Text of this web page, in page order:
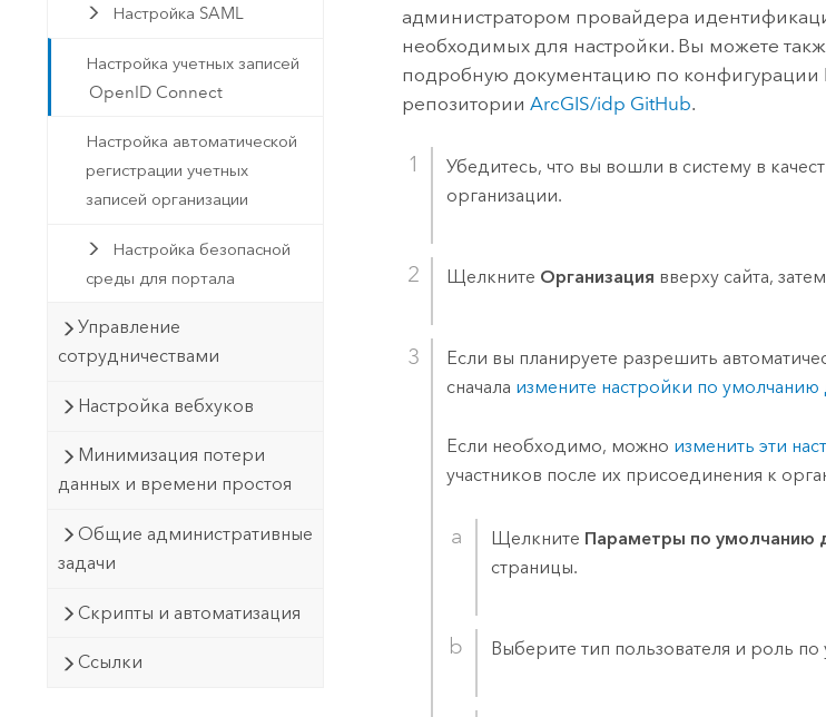
Настройка SAML
Настройка учетных записей
OpenID Connect
Настройка автоматической
регистрации учетных
записей организации
Настройка безопасной
среды для портала
Управление
сотрудничествами
Настройка вебхуков
Минимизация потери
данных и времени простоя
Общие административные
задачи
Скрипты и автоматизация
Ссылки
администратором провайдера
необходимых для настройки. Вы можете
подробную документацию по конфигурации
репозиторииArcGIS/idp GitHub.
Убедитесь, что вы вошли в систему в
организации.
Щелкните Организация вверху сайта,
Если вы планируете разрешить
сначала измените настройки по умолчанию
Если необходимо, можно изменить эти
участников после их присоединения к
Щелкните Параметры по умолчанию
страницы.
Выберите тип пользователя и роль